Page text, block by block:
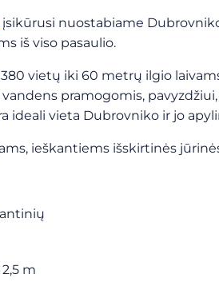
įsikūrusi nuostabiame
iš viso pasaulio.
vietų iki 60 metrų ilgio
pramogomis,
ideali vieta Dubrovniko ir jo
ieškantiems išskirtinės
m